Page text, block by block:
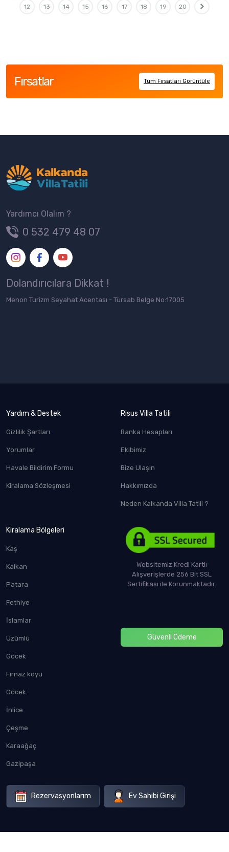
12 13 14 15 16 17 18 19 20
Fırsatlar Tüm Fırsatları Görüntüle
Yardımcı Olalım ?
0 532 479 48 07
Dolandırıcılara Dikkat !
Menon Turizm Seyahat Acentası - Türsab Belge No:17005
Yardım & Destek
Gizlilik Şartları
Yorumlar
Havale Bildirim Formu
Kiralama Sözleşmesi
Risus Villa Tatili
Banka Hesapları
Ekibimiz
Bize Ulaşın
Hakkımızda
Neden Kalkanda Villa Tatili ?
Kiralama Bölgeleri
Kaş
Kalkan
Patara
Fethiye
İslamlar
Üzümlü
Göcek
Fırnaz koyu
Göcek
İnlice
Çeşme
Karaağaç
Gazipaşa
Websitemiz Kredi Kartlı
Alışverişlerde 256 Bit SSL
Sertifikası ile Korunmaktadır.
Güvenli Ödeme
Rezervasyonlarım Ev Sahibi Girişi